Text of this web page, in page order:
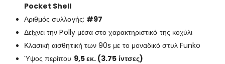
Pocket Shell
Αριθμός συλλογής: #97
Δείχνει την Polly μέσα στο χαρακτηριστικό της κοχύλι
Κλασική αισθητική των 90s με το μοναδικό στυλ Funko
Ύψος περίπου 9,5 εκ. (3.75 ίντσες)